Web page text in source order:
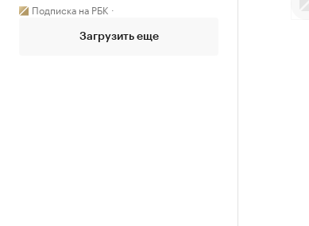
Подписка на РБК
Загрузить еще